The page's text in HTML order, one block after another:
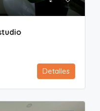
Detalles